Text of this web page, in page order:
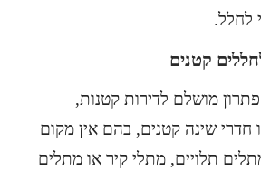
לחלל.
מושלם לדירות קטנות,
חדרי שינה קטנים, בהם אין מקום
תלויים, מתלי קיר או מתלים